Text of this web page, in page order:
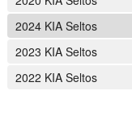
2024 KIA Seltos
2023 KIA Seltos
2022 KIA Seltos